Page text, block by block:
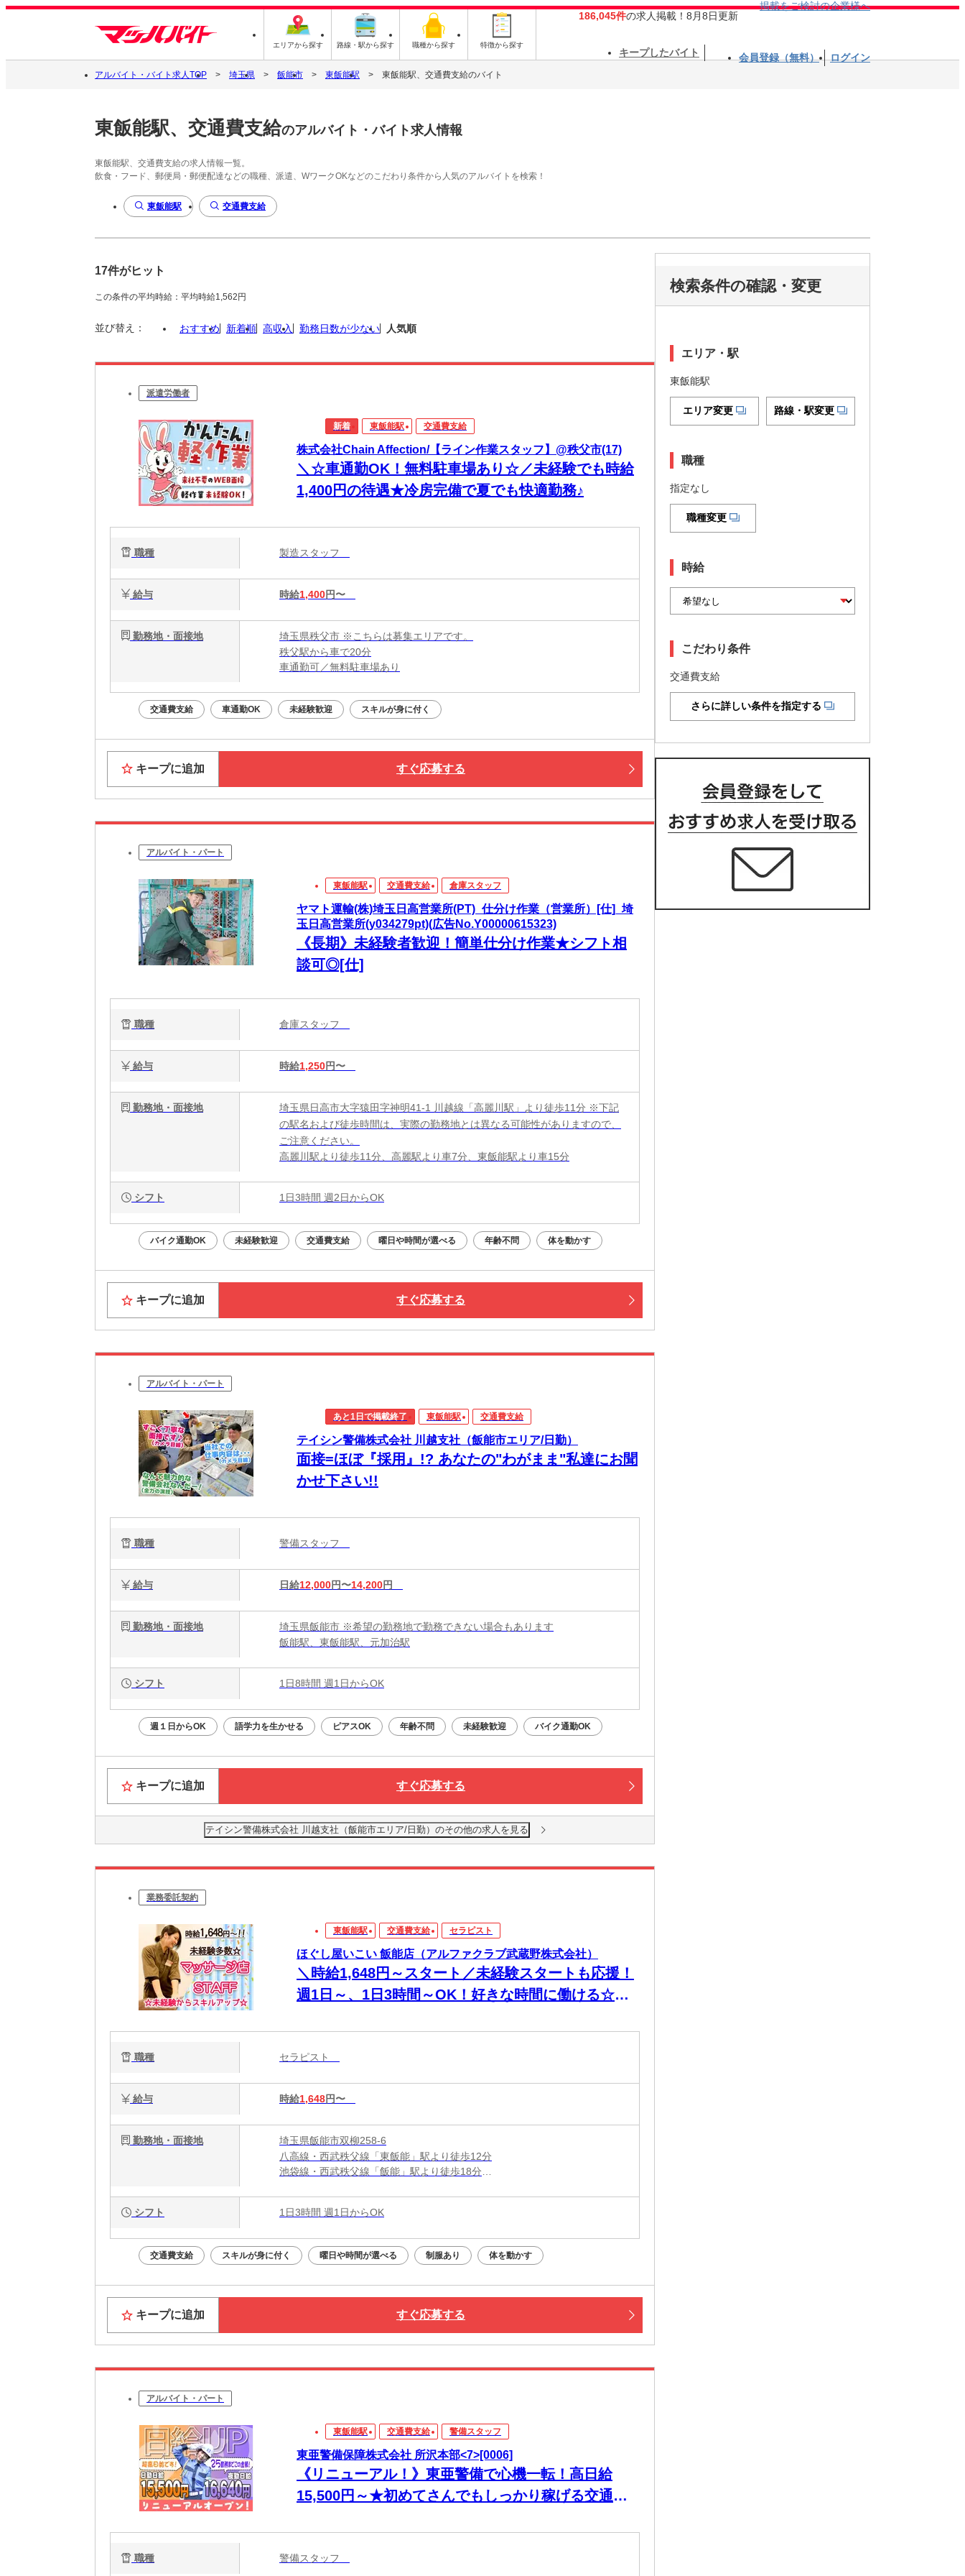
エリアから探す 路線・駅から探す 職種から探す 特徴から探す
186,045件の求人掲載！8月8日更新
掲載をご検討の企業様へ
キープしたバイト 会員登録（無料） ログイン
アルバイト・バイト求人TOP 埼玉県 飯能市 東飯能駅 東飯能駅、交通費支給のバイト
東飯能駅、交通費支給のアルバイト・バイト求人情報
東飯能駅、交通費支給の求人情報一覧。
飲食・フード、郵便局・郵便配達などの職種、派遣、WワークOKなどのこだわり条件から人気のアルバイトを検索！
東飯能駅 交通費支給
17件がヒット
この条件の平均時給：平均時給1,562円
並び替え： おすすめ 新着順 高収入 勤務日数が少ない 人気順
派遣労働者
新着 東飯能駅 交通費支給
株式会社Chain Affection/【ライン作業スタッフ】@秩父市(17)
＼☆車通勤OK！無料駐車場あり☆／未経験でも時給
1,400円の待遇★冷房完備で夏でも快適勤務♪
職種 製造スタッフ
給与 時給1,400円〜
勤務地・面接地
埼玉県秩父市 ※こちらは募集エリアです。
秩父駅から車で20分
車通勤可／無料駐車場あり
交通費支給 車通勤OK 未経験歓迎 スキルが身に付く
キープに追加 すぐ応募する
アルバイト・パート
東飯能駅 交通費支給 倉庫スタッフ
ヤマト運輸(株)埼玉日高営業所(PT)_仕分け作業（営業所）[仕]_埼
玉日高営業所(y034279pt)(広告No.Y00000615323)
《長期》未経験者歓迎！簡単仕分け作業★シフト相
談可◎[仕]
職種 倉庫スタッフ
給与 時給1,250円〜
勤務地・面接地
埼玉県日高市大字猿田字神明41-1 川越線「高麗川駅」より徒歩11分 ※下記
の駅名および徒歩時間は、実際の勤務地とは異なる可能性がありますので、
ご注意ください。
高麗川駅より徒歩11分、高麗駅より車7分、東飯能駅より車15分
シフト 1日3時間 週2日からOK
バイク通勤OK 未経験歓迎 交通費支給 曜日や時間が選べる 年齢不問 体を動かす
キープに追加 すぐ応募する
アルバイト・パート
あと1日で掲載終了 東飯能駅 交通費支給
テイシン警備株式会社 川越支社（飯能市エリア/日勤）
面接=ほぼ『採用』!? あなたの"わがまま"私達にお聞
かせ下さい!!
職種 警備スタッフ
給与 日給12,000円〜14,200円
勤務地・面接地
埼玉県飯能市 ※希望の勤務地で勤務できない場合もあります
飯能駅、東飯能駅、元加治駅
シフト 1日8時間 週1日からOK
週１日からOK 語学力を生かせる ピアスOK 年齢不問 未経験歓迎 バイク通勤OK
キープに追加 すぐ応募する
テイシン警備株式会社 川越支社（飯能市エリア/日勤）のその他の求人を見る
業務委託契約
東飯能駅 交通費支給 セラピスト
ほぐし屋いこい 飯能店（アルファクラブ武蔵野株式会社）
＼時給1,648円～スタート／未経験スタートも応援！
週1日～、1日3時間～OK！好きな時間に働ける☆マ
職種 セラピスト
給与 時給1,648円〜
勤務地・面接地
埼玉県飯能市双柳258-6
八高線・西武秩父線「東飯能」駅より徒歩12分
池袋線・西武秩父線「飯能」駅より徒歩18分
シフト 1日3時間 週1日からOK
交通費支給 スキルが身に付く 曜日や時間が選べる 制服あり 体を動かす
キープに追加 すぐ応募する
アルバイト・パート
東飯能駅 交通費支給 警備スタッフ
東亜警備保障株式会社 所沢本部<7>[0006]
《リニューアル！》東亜警備で心機一転！高日給
15,500円～★初めてさんでもしっかり稼げる交通誘
職種 警備スタッフ
検索条件の確認・変更
エリア・駅
東飯能駅
エリア変更 路線・駅変更
職種
指定なし
職種変更
時給
こだわり条件
交通費支給
さらに詳しい条件を指定する